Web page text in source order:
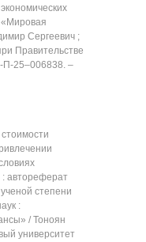
«Мировая
Сергеевич ;
Правительстве
П-25‒006838. ‒
автореферат
степени
:
/ Тоноян
университет